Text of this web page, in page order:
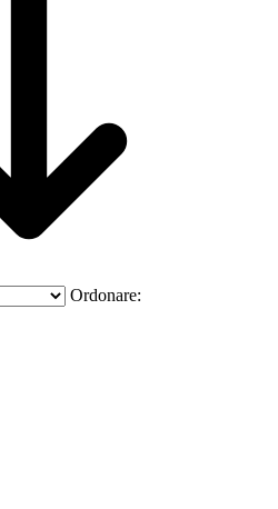
Ordonare: